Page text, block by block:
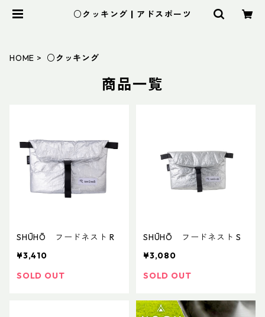
○クッキング | アドスポーツ
HOME ○クッキング
商品一覧
SHŪHŌ フードネスト R
¥3,410
SOLD OUT
SHŪHŌ フードネスト S
¥3,080
SOLD OUT